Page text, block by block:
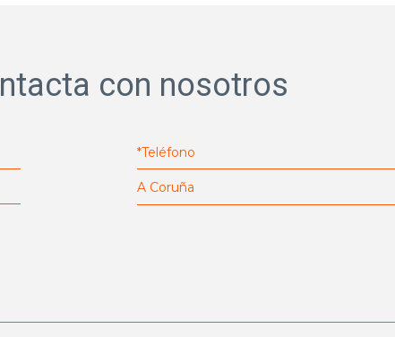
con nosotros